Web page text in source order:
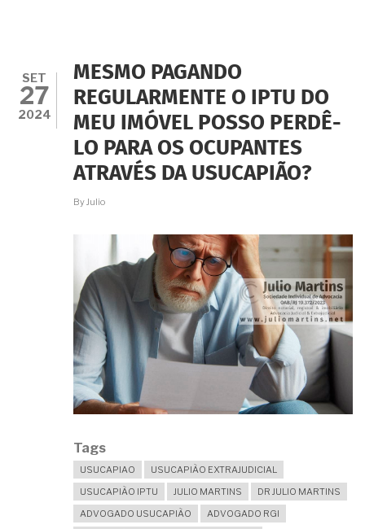
ANOS,
SEMPRE
PAGANDO
IPTU
E
A
TAXA
DE
CONDOMÍNIO.
POR
USUCAPIÃO?
SET
27
2024
MESMO PAGANDO
REGULARMENTE O IPTU DO
MEU IMÓVEL POSSO PERDÊ-
LO PARA OS OCUPANTES
ATRAVÉS DA USUCAPIÃO?
ByJulio
Tags
USUCAPIAO
USUCAPIÃO EXTRAJUDICIAL
USUCAPIÃO IPTU
JULIO MARTINS
DR JULIO MARTINS
ADVOGADO USUCAPIÃO
ADVOGADO RGI